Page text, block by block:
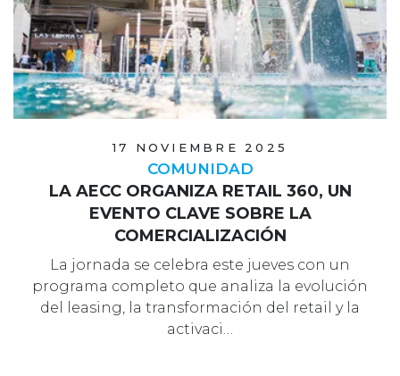
17 NOVIEMBRE 2025
COMUNIDAD
LA AECC ORGANIZA RETAIL 360, UN
EVENTO CLAVE SOBRE LA
COMERCIALIZACIÓN
La jornada se celebra este jueves con un
programa completo que analiza la evolución
del leasing, la transformación del retail y la
activaci…